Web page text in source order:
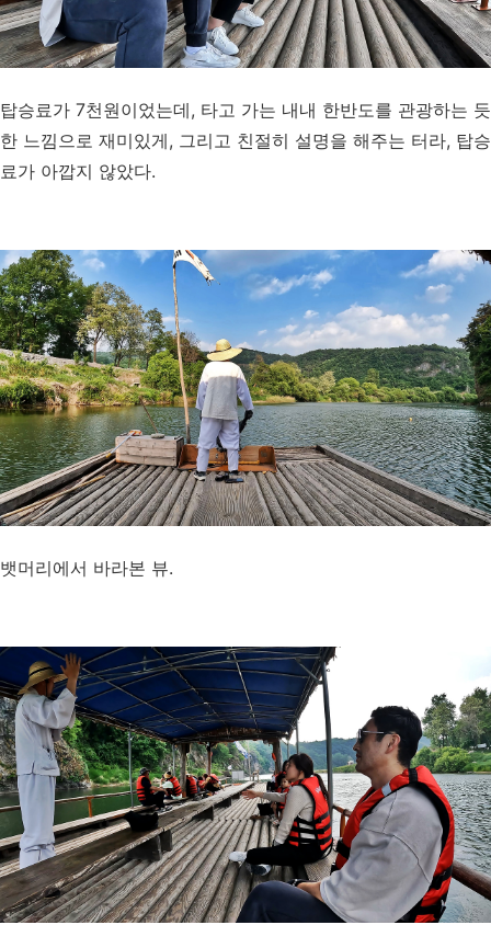
탑승료가 7천원이었는데, 타고 가는 내내 한반도를 관광하는 듯
한 느낌으로 재미있게, 그리고 친절히 설명을 해주는 터라, 탑승
료가 아깝지 않았다.
뱃머리에서 바라본 뷰.